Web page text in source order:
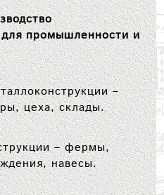
промышленности и
–
цеха, склады.
– фермы,
навесы.